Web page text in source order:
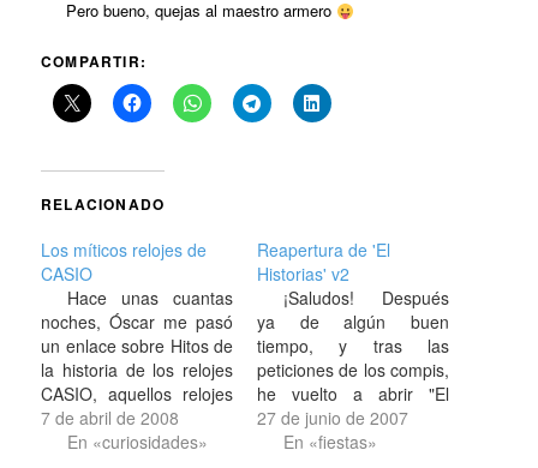
Pero bueno, quejas al maestro armero
COMPARTIR:
RELACIONADO
Los míticos relojes de
CASIO
Hace unas cuantas
noches, Óscar me pasó
un enlace sobre Hitos de
la historia de los relojes
CASIO, aquellos relojes
de los que casi
cualquiera hemos tenido
7 de abril de 2008
En «curiosidades»
Reapertura de 'El
Historias' v2
¡Saludos! Después
ya de algún buen
tiempo, y tras las
peticiones de los compis,
he vuelto a abrir "El
Historias". Los cambios
para quien conociera el
27 de junio de 2007
En «fiestas»